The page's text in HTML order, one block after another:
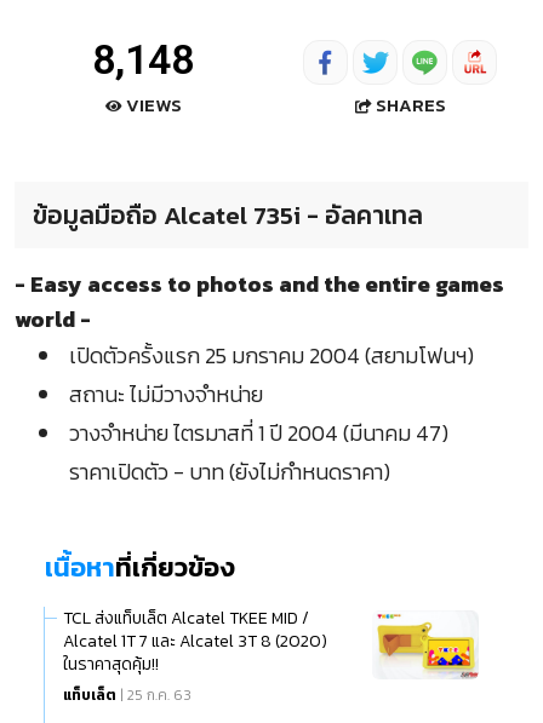
8,148
VIEWS SHARES
ข้อมูลมือถือ Alcatel 735i - อัลคาเทล
- Easy access to photos and the entire games
world -
เปิดตัวครั้งแรก 25 มกราคม 2004 (สยามโฟนฯ)
สถานะ ไม่มีวางจำหน่าย
วางจำหน่าย ไตรมาสที่ 1 ปี 2004 (มีนาคม 47)
ราคาเปิดตัว - บาท (ยังไม่กำหนดราคา)
เนื้อหาที่เกี่ยวข้อง
TCL ส่งแท็บเล็ต Alcatel TKEE MID /
Alcatel 1T 7 และ Alcatel 3T 8 (2020)
ในราคาสุดคุ้ม!!
แท็บเล็ต | 25 ก.ค. 63